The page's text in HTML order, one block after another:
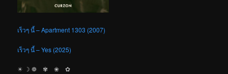
เร็วๆ นี้ – Apartment 1303 (2007)
เร็วๆ นี้ – Yes (2025)
☀︎ ☽ ❁ ✾ ❀ ✿